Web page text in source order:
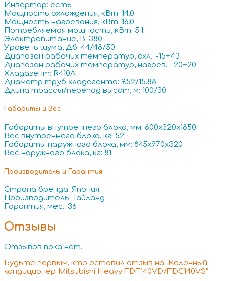
Инвертор: есть
Мощность охлаждения, кВт: 14.0
Мощность нагревания, кВт: 16.0
Потребляемая мощность, кВт: 5.1
Электропитание, В: 380
Уровень шума, Дб: 44/48/50
Диапазон рабочих температур, охл.: -15+43
Диапазон рабочих температур, нагрев.: -20+20
Хладагент: R410A
Диаметр труб хладагента: 9,52/15,88
Длина трассы/перепад высот, м: 100/30
Габариты и Вес
Габариты внутреннего блока, мм: 600x320x1850
Вес внутреннего блока, кг: 52
Габариты наружного блока, мм: 845х970х320
Вес наружного блока, кг: 81
Производитель и Гарантия
Страна бренда: Япония
Производитель: Тайланд
Гарантия, мес.: 36
Отзывы
Отзывов пока нет.
Будьте первым, кто оставил отзыв на “Колонный
кондиционер Mitsubishi Heavy FDF140VD/FDC140VS”